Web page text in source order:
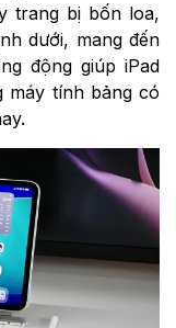
trang bị bốn loa,
dưới, mang đến
động giúp iPad
máy tính bảng có